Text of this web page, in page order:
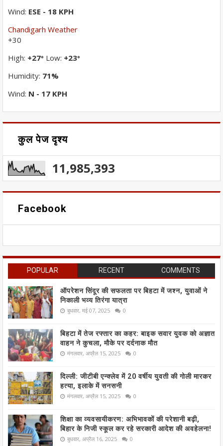
Wind: ESE - 18 KPH
Chandigarh Weather
+30
High: +27° Low: +23°
Humidity: 71%
Wind: N - 17 KPH
कुल पेज दृश्य
11,985,393
Facebook
POPULAR RECENT COMMENTS
ऑपरेशन सिंदूर की सफलता पर बिहटा में जश्न, युवाओं ने
निकाली भव्य तिरंगा यात्रा
बुधवार, मई 07, 2025 0
बिहटा में तेज रफ्तार का कहर: बाइक सवार युवक को अज्ञात
वाहन ने कुचला, मौके पर दर्दनाक मौत
मंगलवार, अप्रैल 15, 2025 0
दिल्ली: जीटीबी एन्क्लेव में 20 वर्षीय युवती की गोली मारकर
हत्या, इलाके में सनसनी
मंगलवार, अप्रैल 15, 2025 0
शिक्षा का व्यवसायीकरण: अभिभावकों की परेशानी बढ़ी,
बिहार के निजी स्कूल कर रहे सरकारी आदेश की अवहेलना!
बुधवार, अप्रैल 16, 2025 0